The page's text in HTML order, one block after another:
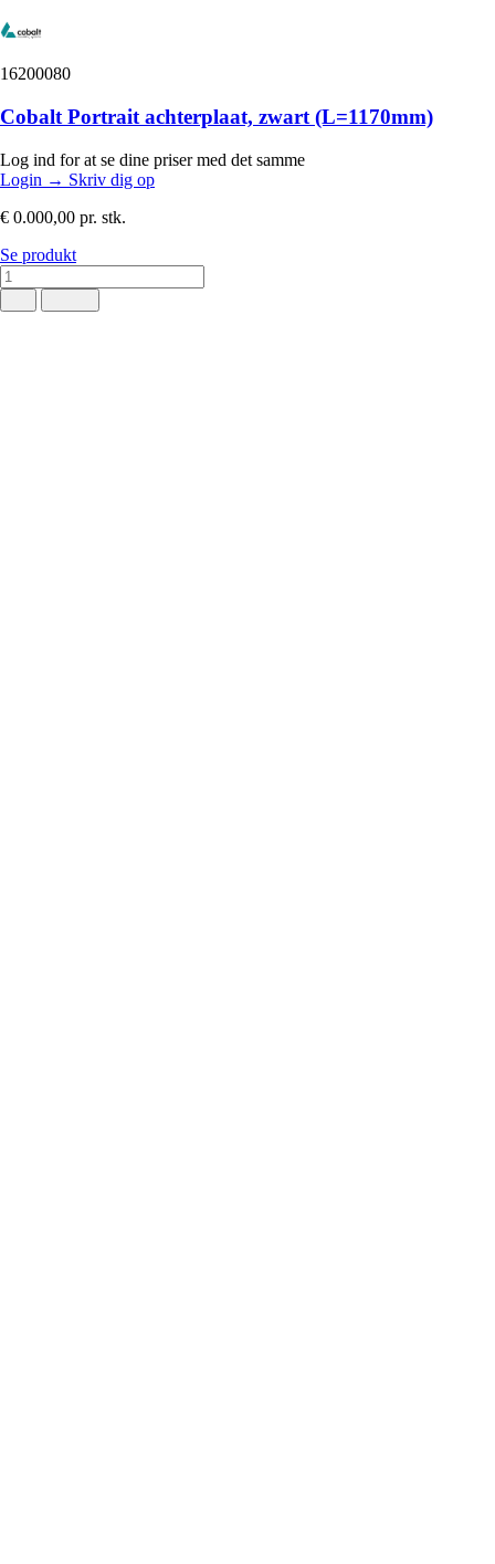
16200080
Cobalt Portrait achterplaat, zwart (L=1170mm)
Log ind for at se dine priser med det samme
Login → Skriv dig op
€ 0.000,00 pr. stk.
Se produkt